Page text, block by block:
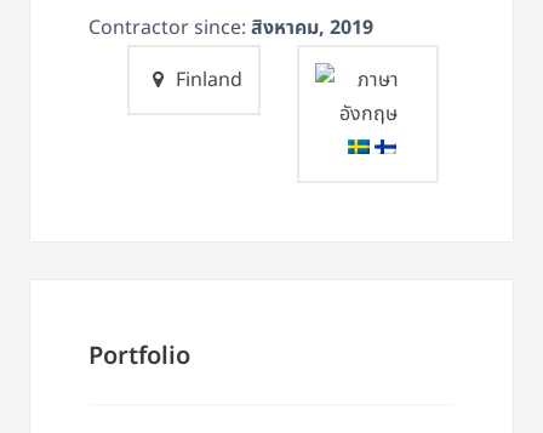
Contractor since: สิงหาคม, 2019
Finland
Portfolio